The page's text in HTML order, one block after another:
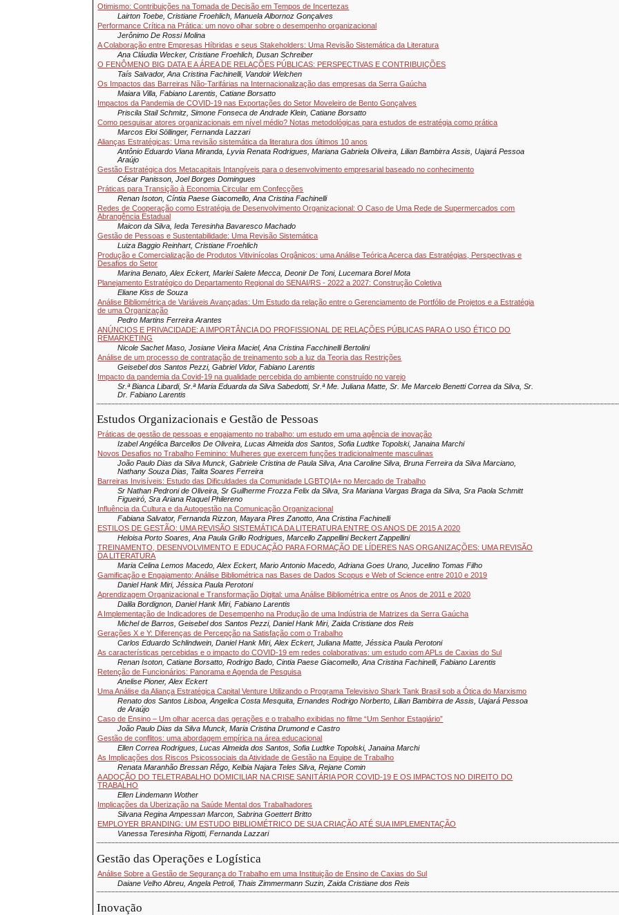
Otimismo: Contribuições na Tomada de Decisão em Tempos de Incertezas
Lairton Toebe, Cristiane Froehlich, Manuela Albornoz Gonçalves
Performance Crítica na Prática: um novo olhar sobre o desempenho organizacional
Jerônimo De Rossi Molina
A Colaboração entre Empresas Híbridas e seus Stakeholders: Uma Revisão Sistemática da Literatura
Ana Cláudia Wecker, Cristiane Froehlich, Dusan Schreiber
O FENÔMENO BIG DATA E A ÁREA DE RELAÇÕES PÚBLICAS: PERSPECTIVAS E CONTRIBUIÇÕES
Taís Salvador, ‪Ana Cristina Fachinelli, Vandoir Welchen
Os Impactos das Barreiras Não-Tarifárias na Internacionalização das empresas da Serra Gaúcha
Maiara Villa, Fabiano Larentis, Catiane Borsatto
Impactos da Pandemia de COVID-19 nas Exportações do Setor Moveleiro de Bento Gonçalves
Priscila Stail Schmitz, Simone Fonseca de Andrade Klein, Catiane Borsatto
Como pesquisar atores organizacionais em nível médio? Notas metodológicas para estudos de estratégia como prática
Marcos Eloi Söllinger, Fernanda Lazzari
Alianças Estratégicas: Uma revisão sistemática da literatura dos últimos 10 anos
Antônio Eduardo Viana Miranda, Lyvia Renata Rodrigues, Mariana Gabriela Oliveira, Lilian Bambirra Assis, Uajará Pessoa
Araújo
Gestão Estratégica dos Metacapitais Intangíveis para o desenvolvimento empresarial baseado no conhecimento
César Panisson, Joel Borges Domingues
Práticas para Transição à Economia Circular em Confecções
Renan Isoton, Cíntia Paese Giacomello, Ana Cristina Fachinelli
Redes de Cooperação como Estratégia de Desenvolvimento Organizacional: O Caso de Uma Rede de Supermercados com
Abrangência Estadual
Maicon da Silva, Ieda Teresinha Bavaresco Machado
Gestão de Pessoas e Sustentabilidade: Uma Revisão Sistemática
Luiza Baggio Reinhart, Cristiane Froehlich
Produção e Comercialização de Produtos Vitivinícolas Orgânicos: uma Análise Teórica Acerca das Estratégias, Perspectivas e
Desafios do Setor
Marina Benato, Alex Eckert, Marlei Salete Mecca, Deonir De Toni, Lucemara Borel Mota
Planejamento Estratégico do Departamento Regional do SENAI/RS - 2022 a 2027: Construção Coletiva
Eliane Kiss de Souza
Análise Bibliométrica de Variáveis Avançadas: Um Estudo da relação entre o Gerenciamento de Portfólio de Projetos e a Estratégia
de uma Organização
Pedro Martins Ferreira Arantes
ANÚNCIOS E PRIVACIDADE: A IMPORTÂNCIA DO PROFISSIONAL DE RELAÇÕES PÚBLICAS PARA O USO ÉTICO DO
REMARKETING
Nicole Sachet Maso, Josiane Vieira Maciel, Ana Cristina Facchinelli Bertolini
Análise de um processo de contratação de treinamento sob a luz da Teoria das Restrições
Geisebel dos Santos Pezzi, Gabriel Vidor, Fabiano Larentis
Impacto da pandemia da Covid-19 na qualidade percebida do ambiente construído no varejo
Sr.ª Bianca Libardi, Sr.ª Maria Eduarda da Silva Sabedotti, Sr.ª Me. Juliana Matte, Sr. Me Marcelo Benetti Correa da Silva, Sr.
Dr. Fabiano Larentis
Estudos Organizacionais e Gestão de Pessoas
Práticas de gestão de pessoas e engajamento no trabalho: um estudo em uma agência de inovação
Izabel Angélica Barcellos De Oliveira, Lucas Almeida dos Santos, Sofia Ludtke Topolski, Janaina Marchi
Novos Desafios no Trabalho Feminino: Mulheres que exercem funções tradicionalmente masculinas
João Paulo Dias da Silva Munck, Gabriele Cristina de Paula Silva, Ana Caroline Silva, Bruna Ferreira da Silva Marciano,
Nathany Souza Dias, Talita Soares Ferreira
Barreiras Invisíveis: Estudo das Dificuldades da Comunidade LGBTQIA+ no Mercado de Trabalho
Sr Nathan Pedroni de Oliveira, Sr Guilherme Frozza Felix da Silva, Sra Mariana Vargas Braga da Silva, Sra Paola Schmitt
Figueiró, Sra Ariana Raquel Philereno
Influência da Cultura e da Autogestão na Comunicação Organizacional
Fabiana Salvator, Fernanda Rizzon, Mayara Pires Zanotto, Ana Cristina Fachinelli
ESTILOS DE GESTÃO: UMA REVISÃO SISTEMÁTICA DA LITERATURA ENTRE OS ANOS DE 2015 A 2020
Heloisa Porto Soares, Ana Paula Grillo Rodrigues, Marcello Zappellini Beckert Zappellini
TREINAMENTO, DESENVOLVIMENTO E EDUCAÇÃO PARA FORMAÇÃO DE LÍDERES NAS ORGANIZAÇÕES: UMA REVISÃO
DA LITERATURA
Maria Celina Lemos Macedo, Alex Eckert, Mario Antonio Macedo, Adriana Goes Urano, Jucelino Tomas Filho
Gamificação e Engajamento: Análise Bibliométrica nas Bases de Dados Scopus e Web of Science entre 2010 e 2019
Daniel Hank Miri, Jéssica Paula Perotoni
Aprendizagem Organizacional e Transformação Digital: uma Análise Bibliométrica entre os Anos de 2011 e 2020
Dalila Bordignon, Daniel Hank Miri, Fabiano Larentis
A Implementação de Indicadores de Desempenho na Produção de uma Indústria de Matrizes da Serra Gaúcha
Michel de Barros, Geisebel dos Santos Pezzi, Daniel Hank Miri, Zaida Cristiane dos Reis
Gerações X e Y: Diferenças de Percepção na Satisfação com o Trabalho
Carlos Eduardo Schlindwein, Daniel Hank Miri, Alex Eckert, Juliana Matte, Jéssica Paula Perotoni
As características percebidas e o impacto do COVID-19 em redes colaborativas: um estudo com APLs de Caxias do Sul
Renan Isoton, Catiane Borsatto, Rodrigo Bado, Cintia Paese Giacomello, Ana Cristina Fachinelli, Fabiano Larentis
Retenção de Funcionários: Panorama e Agenda de Pesquisa
Anelise Pioner, Alex Eckert
Uma Análise da Aliança Estratégica Capital Venture Utilizando o Programa Televisivo Shark Tank Brasil sob a Ótica do Marxismo
Renato dos Santos Lisboa, Angelica Costa Mesquita, Ernandes Rodrigo Norberto, Lilian Bambirra de Assis, Uajará Pessoa
de Araújo
Caso de Ensino – Um olhar acerca das gerações e o trabalho exibidas no filme “Um Senhor Estagiário”
João Paulo Dias da Silva Munck, Maria Cristina Drumond e Castro
Gestão de conflitos: uma abordagem empírica na área educacional
Ellen Correa Rodrigues, Lucas Almeida dos Santos, Sofia Ludtke Topolski, Janaina Marchi
As Implicações dos Riscos Psicossociais da Atividade de Gestão na Equipe de Trabalho
Renata Maranhão Bressan Rêgo, Kelbia Najara Teles Silva, Rejane Comin
A ADOÇÃO DO TELETRABALHO DOMICILIAR NA CRISE SANITÁRIA POR COVID-19 E OS IMPACTOS NO DIREITO DO
TRABALHO
Ellen Lindemann Wother
Implicações da Uberização na Saúde Mental dos Trabalhadores
Silvana Regina Ampessan Marcon, Sabrina Goettert Britto
EMPLOYER BRANDING: UM ESTUDO BIBLIOMÉTRICO DE SUA CRIAÇÃO ATÉ SUA IMPLEMENTAÇÃO
Vanessa Teresinha Rigotti, Fernanda Lazzari
Gestão das Operações e Logística
Análise Sobre a Gestão de Segurança do Trabalho em uma Instituição de Ensino de Caxias do Sul
Daiane Velho Abreu, Angela Petroli, Thais Zimmermann Suzin, Zaida Cristiane dos Reis
Inovação